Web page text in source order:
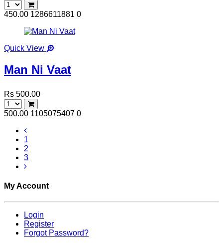
450.00 1286611881 0
Quick View
Man Ni Vaat
Rs 500.00
500.00 1105075407 0
1
2
3
My Account
Login
Register
Forgot Password?